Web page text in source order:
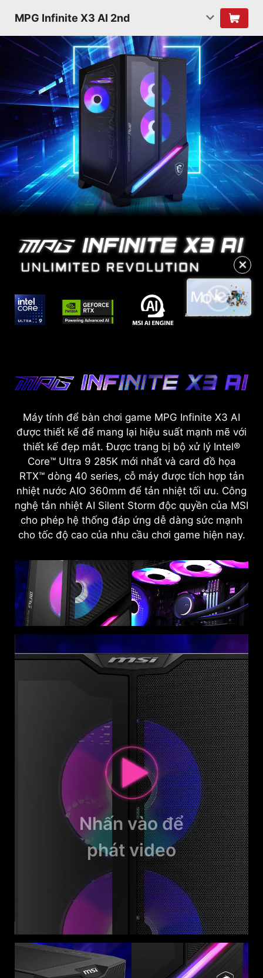
MPG Infinite X3 AI 2nd
✕
Máy tính để bàn chơi game MPG Infinite X3 AI
được thiết kế để mang lại hiệu suất mạnh mẽ với
thiết kế đẹp mắt. Được trang bị bộ xử lý Intel®
Core™ Ultra 9 285K mới nhất và card đồ họa
RTX™ dòng 40 series, cỗ máy được tích hợp tản
nhiệt nước AIO 360mm để tản nhiệt tối ưu. Công
nghệ tản nhiệt AI Silent Storm độc quyền của MSI
cho phép hệ thống đáp ứng dễ dàng sức mạnh
cho tốc độ cao của nhu cầu chơi game hiện nay.
Nhấn vào để
phát video